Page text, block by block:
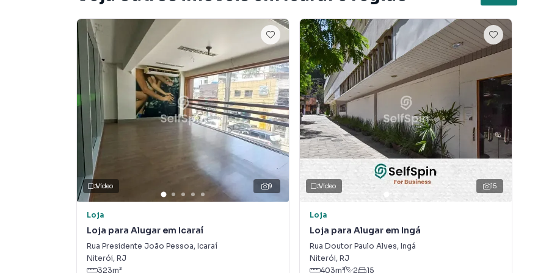
✔ Fácil acesso às principais vias da cidade e ampla oferta de transporte público.
Top 10 CNAEs com maior incidência de empresas ativas (raio de 2 km)
86.30-5/03 – Atividades médicas ambulatoriais especializadas;
86.30-5/01 – Consultórios médicos;
86.50-0/03 – Atividades odontológicas;
69.11-7/01 – Serviços advocatícios;
70.20-4/00 – Consultoria em gestão empresarial;
68.22-6/00 – Administração de imóveis;
47.81-4/00 – Comércio varejista de vestuário e acessórios;
56.11-2/01 – Restaurantes e similares;
96.02-5/01 – Salões de beleza e estética;
85.99-6/04 – Cursos livres e treinamentos.
Estimativa baseada no perfil empresarial consolidado de Icaraí e registros públicos da JUCERJA e
Receita Federal.
Principais Linhas de Transporte (até 500 m)
9
Vídeo
Loja
Loja para Alugar em Icaraí
Rua Presidente João Pessoa, Icaraí
Niterói, RJ
323m²
15
Vídeo
Loja
Loja para Alugar em Ingá
Rua Doutor Paulo Alves, Ingá
Niterói, RJ
403m² 2 15